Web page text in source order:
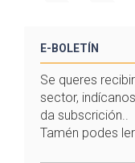
E-BOLETÍN
Se queres
sector,
da subscrición..
Tamén podes